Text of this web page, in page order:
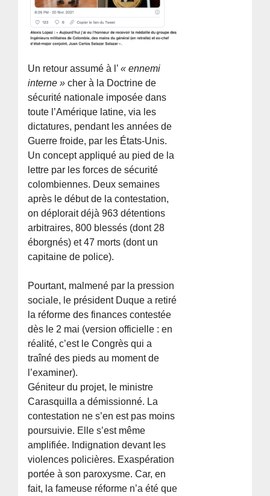
Un retour assumé à l’« ennemi
interne » cher à la Doctrine de
sécurité nationale imposée dans
toute l’Amérique latine, via les
dictatures, pendant les années de
Guerre froide, par les États-Unis.
Un concept appliqué au pied de la
lettre par les forces de sécurité
colombiennes. Deux semaines
après le début de la contestation,
on déplorait déjà 963 détentions
arbitraires, 800 blessés (dont 28
éborgnés) et 47 morts (dont un
capitaine de police).
Pourtant, malmené par la pression
sociale, le président Duque a retiré
la réforme des finances contestée
dès le 2 mai (version officielle : en
réalité, c’est le Congrès qui a
traîné des pieds au moment de
l’examiner).
Géniteur du projet, le ministre
Carasquilla a démissionné. La
contestation ne s’en est pas moins
poursuivie. Elle s’est même
amplifiée. Indignation devant les
violences policières. Exaspération
portée à son paroxysme. Car, en
fait, la fameuse réforme n’a été que